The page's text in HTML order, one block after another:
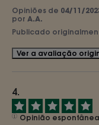
Opiniões de 04/11/
por A.A.
Publicado
Ver a avaliação
Opinião espontânea